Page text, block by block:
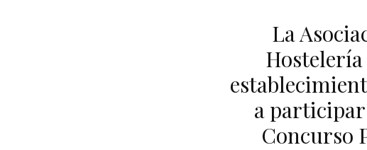
La
Hostelería
a participar
Concurso